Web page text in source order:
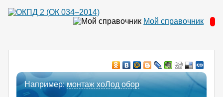
Мой справочник
Например:монтаж хоЛод обор